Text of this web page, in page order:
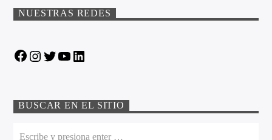
NUESTRAS REDES
FacebookInstagram
TwitterYouTube
BUSCAR EN EL SITIO